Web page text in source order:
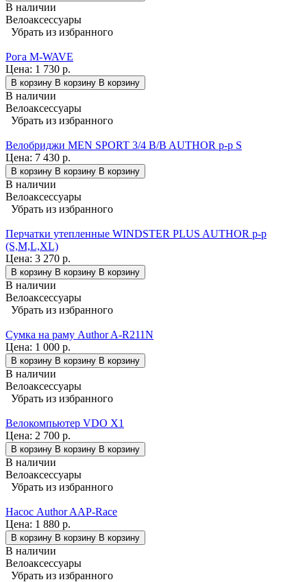
В наличии
Велоаксессуары
Убрать из избранного
Рога M-WAVE
Цена: 1 730 р.
В корзину В корзину В корзину
В наличии
Велоаксессуары
Убрать из избранного
Велобриджи MEN SPORT 3/4 B/B AUTHOR р-р S
Цена: 7 430 р.
В корзину В корзину В корзину
В наличии
Велоаксессуары
Убрать из избранного
Перчатки утепленные WINDSTER PLUS AUTHOR p-p
(S,M,L,XL)
Цена: 3 270 р.
В корзину В корзину В корзину
В наличии
Велоаксессуары
Убрать из избранного
Сумка на раму Author A-R211N
Цена: 1 000 р.
В корзину В корзину В корзину
В наличии
Велоаксессуары
Убрать из избранного
Велокомпьютер VDO X1
Цена: 2 700 р.
В корзину В корзину В корзину
В наличии
Велоаксессуары
Убрать из избранного
Насос Author AAP-Race
Цена: 1 880 р.
В корзину В корзину В корзину
В наличии
Велоаксессуары
Убрать из избранного